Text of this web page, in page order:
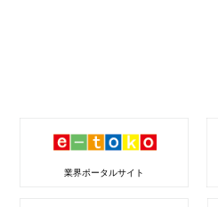
業界ポータルサイト